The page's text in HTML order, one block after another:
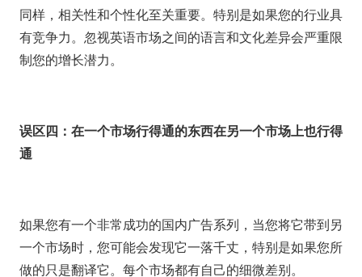
同样，相关性和个性化至关重要。特别是如果您的行业具
有竞争力。忽视英语市场之间的语言和文化差异会严重限
制您的增长潜力。
误区四：在一个市场行得通的东西在另一个市场上也行得
通
如果您有一个非常成功的国内广告系列，当您将它带到另
一个市场时，您可能会发现它一落千丈，特别是如果您所
做的只是翻译它。每个市场都有自己的细微差别。